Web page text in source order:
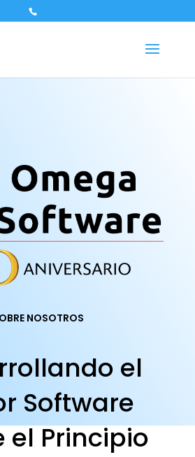
NOSOTROS
el
Software
el Principio